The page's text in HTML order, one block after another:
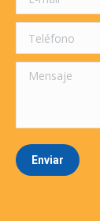
Teléfono
Mensaje
Enviar